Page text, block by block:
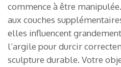
commence à être
aux couches
elles influencent
l’argile pour durcir
sculpture durable. Votre